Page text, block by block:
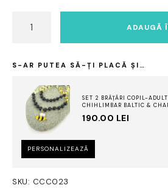
Colier
baltic
malachit
pandantiv
girafă
ADAUGĂ
S-AR PUTEA SĂ-ȚI PLACĂ ȘI…
SET 2 BRĂȚĂRI COPIL-
CHIHLIMBAR BALTIC &
190.00 LEI
PERSONALIZEAZĂ
SKU: CCC023